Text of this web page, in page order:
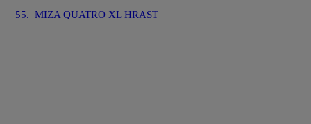
55. MIZA QUATRO XL HRAST